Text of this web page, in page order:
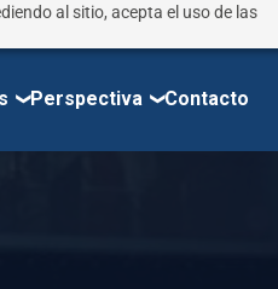
al sitio, acepta el uso de las
Perspectiva Contacto